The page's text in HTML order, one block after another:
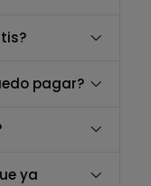
pagar?
ya